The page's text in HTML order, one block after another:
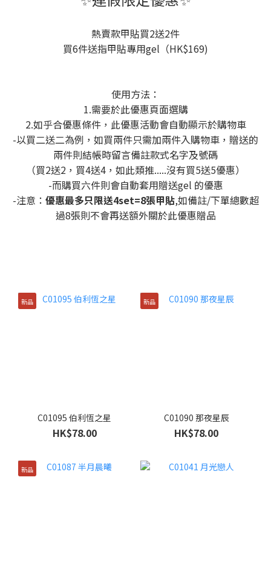
熱賣款甲貼買2送2件
買6件送指甲貼專用gel（HK$169)
使用方法：
1.需要於此優惠頁面選購
2.如乎合優惠條件，此優惠活動會自動顯示於購物車
-以買二送二為例，如買兩件只需加兩件入購物車，贈送的
兩件則結帳時留言備註款式名字及號碼
（買2送2，買4送4，如此類推.....沒有買5送5優惠）
-而購買六件則會自動套用贈送gel 的優惠
-注意： 優惠最多只限送4set=8張甲貼,如備註/下單總數超
過8張則不會再送額外關於此優惠贈品
新品
C01095 伯利恆之星
HK$78.00
新品
C01090 那夜星辰
HK$78.00
新品